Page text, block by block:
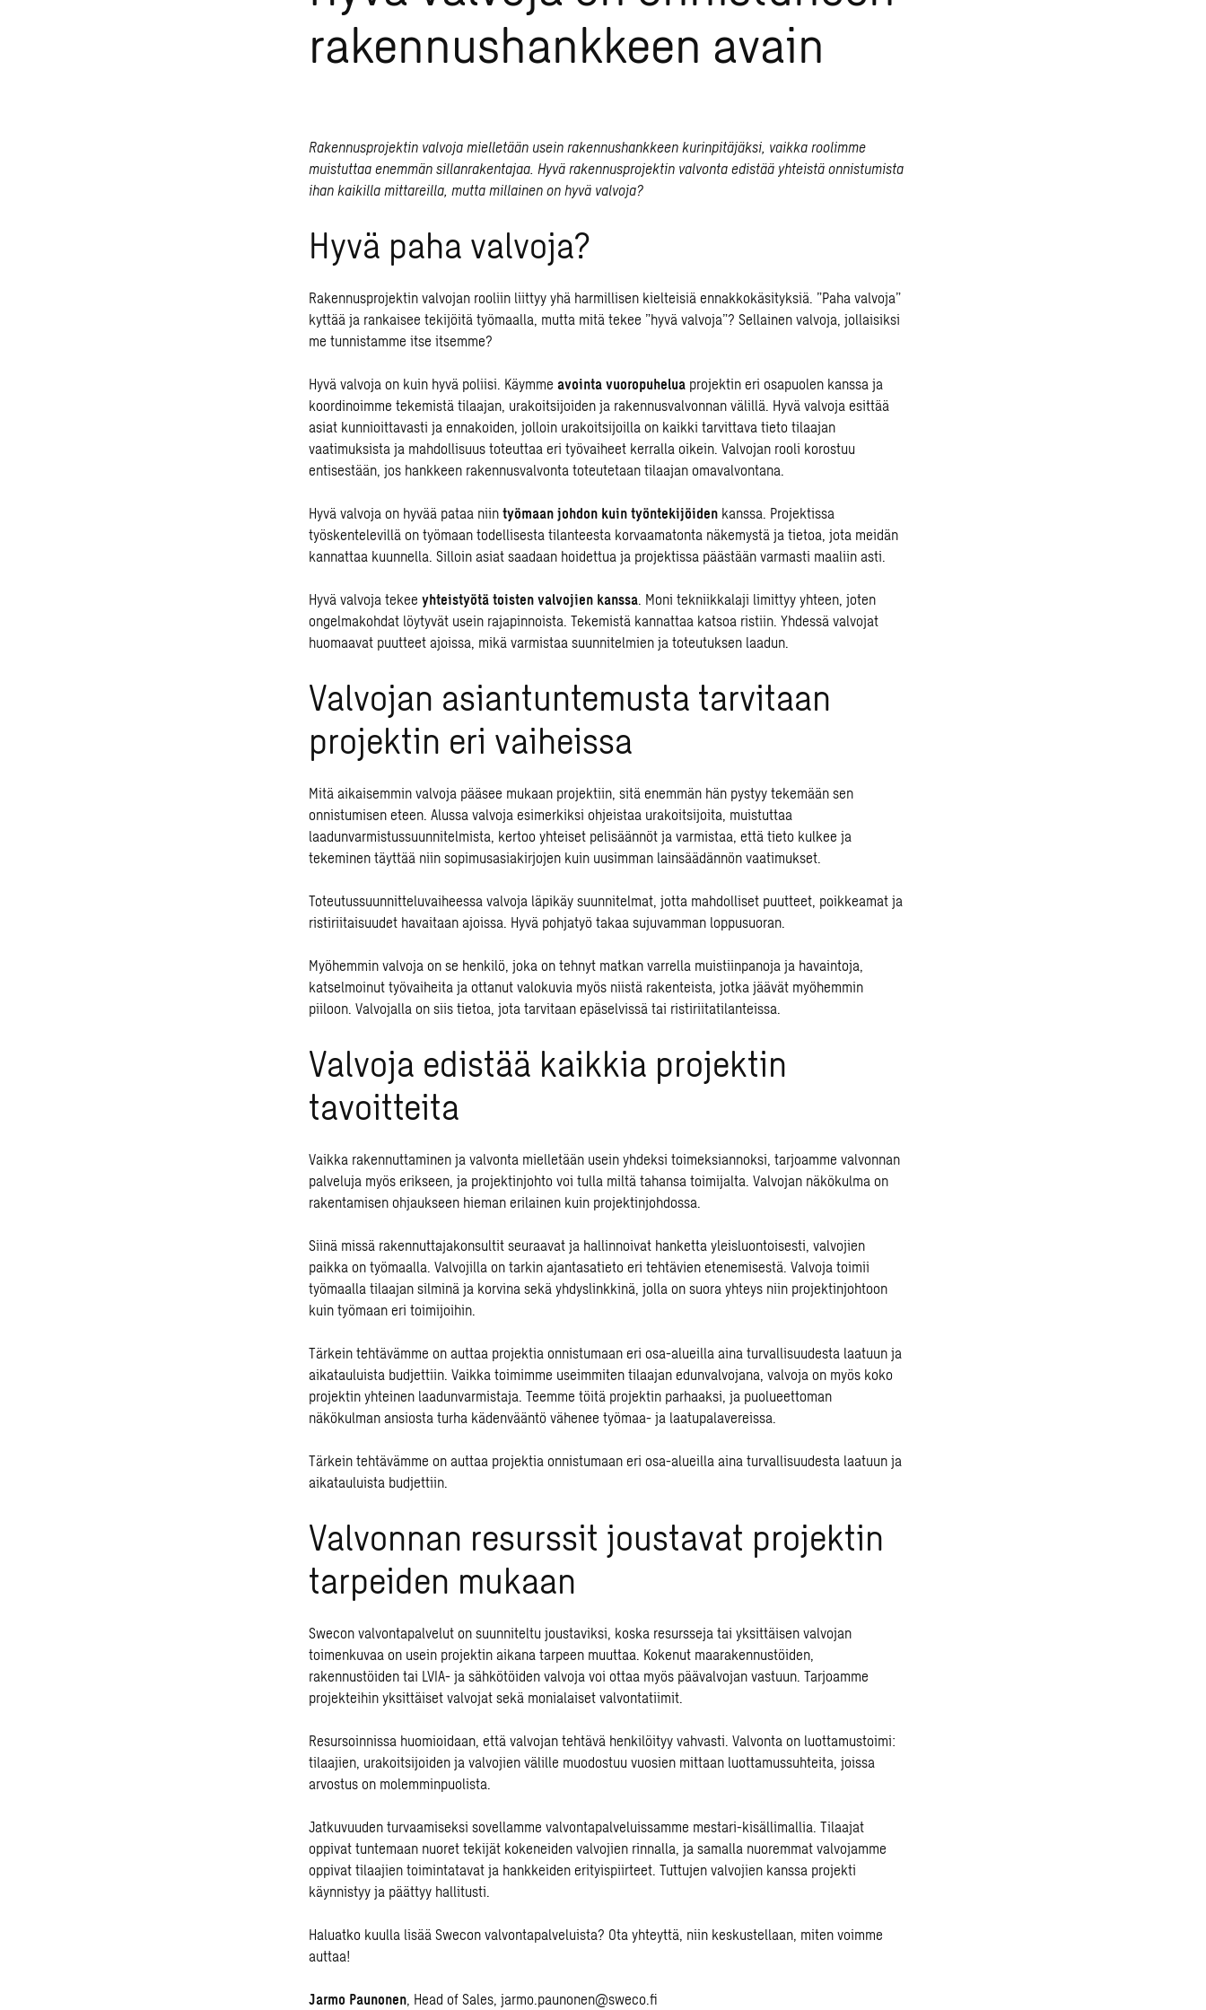
rakennushankkeen avain
Rakennusprojektin valvoja mielletään usein rakennushankkeen kurinpitäjäksi, vaikka roolimme
muistuttaa enemmän sillanrakentajaa. Hyvä rakennusprojektin valvonta edistää yhteistä onnistumista
ihan kaikilla mittareilla, mutta millainen on hyvä valvoja?
Hyvä paha valvoja?
Rakennusprojektin valvojan rooliin liittyy yhä harmillisen kielteisiä ennakkokäsityksiä. ”Paha valvoja”
kyttää ja rankaisee tekijöitä työmaalla, mutta mitä tekee ”hyvä valvoja”? Sellainen valvoja, jollaisiksi
me tunnistamme itse itsemme?
Hyvä valvoja on kuin hyvä poliisi. Käymme avointa vuoropuhelua projektin eri osapuolen kanssa ja
koordinoimme tekemistä tilaajan, urakoitsijoiden ja rakennusvalvonnan välillä. Hyvä valvoja esittää
asiat kunnioittavasti ja ennakoiden, jolloin urakoitsijoilla on kaikki tarvittava tieto tilaajan
vaatimuksista ja mahdollisuus toteuttaa eri työvaiheet kerralla oikein. Valvojan rooli korostuu
entisestään, jos hankkeen rakennusvalvonta toteutetaan tilaajan omavalvontana.
Hyvä valvoja on hyvää pataa niin työmaan johdon kuin työntekijöiden kanssa. Projektissa
työskentelevillä on työmaan todellisesta tilanteesta korvaamatonta näkemystä ja tietoa, jota meidän
kannattaa kuunnella. Silloin asiat saadaan hoidettua ja projektissa päästään varmasti maaliin asti.
Hyvä valvoja tekee yhteistyötä toisten valvojien kanssa. Moni tekniikkalaji limittyy yhteen, joten
ongelmakohdat löytyvät usein rajapinnoista. Tekemistä kannattaa katsoa ristiin. Yhdessä valvojat
huomaavat puutteet ajoissa, mikä varmistaa suunnitelmien ja toteutuksen laadun.
Valvojan asiantuntemusta tarvitaan
projektin eri vaiheissa
Mitä aikaisemmin valvoja pääsee mukaan projektiin, sitä enemmän hän pystyy tekemään sen
onnistumisen eteen. Alussa valvoja esimerkiksi ohjeistaa urakoitsijoita, muistuttaa
laadunvarmistussuunnitelmista, kertoo yhteiset pelisäännöt ja varmistaa, että tieto kulkee ja
tekeminen täyttää niin sopimusasiakirjojen kuin uusimman lainsäädännön vaatimukset.
Toteutussuunnitteluvaiheessa valvoja läpikäy suunnitelmat, jotta mahdolliset puutteet, poikkeamat ja
ristiriitaisuudet havaitaan ajoissa. Hyvä pohjatyö takaa sujuvamman loppusuoran.
Myöhemmin valvoja on se henkilö, joka on tehnyt matkan varrella muistiinpanoja ja havaintoja,
katselmoinut työvaiheita ja ottanut valokuvia myös niistä rakenteista, jotka jäävät myöhemmin
piiloon. Valvojalla on siis tietoa, jota tarvitaan epäselvissä tai ristiriitatilanteissa.
Valvoja edistää kaikkia projektin
tavoitteita
Vaikka rakennuttaminen ja valvonta mielletään usein yhdeksi toimeksiannoksi, tarjoamme valvonnan
palveluja myös erikseen, ja projektinjohto voi tulla miltä tahansa toimijalta. Valvojan näkökulma on
rakentamisen ohjaukseen hieman erilainen kuin projektinjohdossa.
Siinä missä rakennuttajakonsultit seuraavat ja hallinnoivat hanketta yleisluontoisesti, valvojien
paikka on työmaalla. Valvojilla on tarkin ajantasatieto eri tehtävien etenemisestä. Valvoja toimii
työmaalla tilaajan silminä ja korvina sekä yhdyslinkkinä, jolla on suora yhteys niin projektinjohtoon
kuin työmaan eri toimijoihin.
Tärkein tehtävämme on auttaa projektia onnistumaan eri osa-alueilla aina turvallisuudesta laatuun ja
aikatauluista budjettiin. Vaikka toimimme useimmiten tilaajan edunvalvojana, valvoja on myös koko
projektin yhteinen laadunvarmistaja. Teemme töitä projektin parhaaksi, ja puolueettoman
näkökulman ansiosta turha kädenvääntö vähenee työmaa- ja laatupalavereissa.
Tärkein tehtävämme on auttaa projektia onnistumaan eri osa-alueilla aina turvallisuudesta laatuun ja
aikatauluista budjettiin.
Valvonnan resurssit joustavat projektin
tarpeiden mukaan
Swecon valvontapalvelut on suunniteltu joustaviksi, koska resursseja tai yksittäisen valvojan
toimenkuvaa on usein projektin aikana tarpeen muuttaa. Kokenut maarakennustöiden,
rakennustöiden tai LVIA- ja sähkötöiden valvoja voi ottaa myös päävalvojan vastuun. Tarjoamme
projekteihin yksittäiset valvojat sekä monialaiset valvontatiimit.
Resursoinnissa huomioidaan, että valvojan tehtävä henkilöityy vahvasti. Valvonta on luottamustoimi:
tilaajien, urakoitsijoiden ja valvojien välille muodostuu vuosien mittaan luottamussuhteita, joissa
arvostus on molemminpuolista.
Jatkuvuuden turvaamiseksi sovellamme valvontapalveluissamme mestari-kisällimallia. Tilaajat
oppivat tuntemaan nuoret tekijät kokeneiden valvojien rinnalla, ja samalla nuoremmat valvojamme
oppivat tilaajien toimintatavat ja hankkeiden erityispiirteet. Tuttujen valvojien kanssa projekti
käynnistyy ja päättyy hallitusti.
Haluatko kuulla lisää Swecon valvontapalveluista? Ota yhteyttä, niin keskustellaan, miten voimme
auttaa!
Jarmo Paunonen, Head of Sales, jarmo.paunonen@sweco.fi